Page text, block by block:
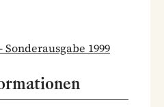
Sonderausgabe 1999